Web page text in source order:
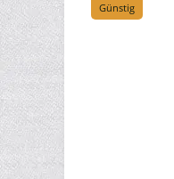
Günstig